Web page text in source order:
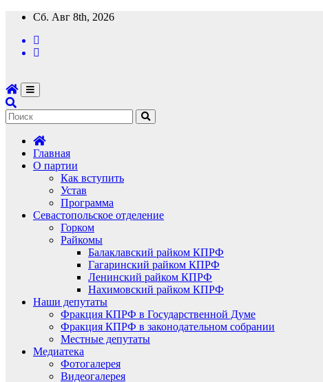
Перейти
содержимому
Сб. Авг 8th, 2026
Главная
О партии
Как вступить
Устав
Программа
Севастопольское отделение
Горком
Райкомы
Балаклавский райком КПРФ
Гагаринский райком КПРФ
Ленинский райком КПРФ
Нахимовский райком КПРФ
Наши депутаты
Фракция КПРФ в Государственной Думе
Фракция КПРФ в законодательном собрании
Местные депутаты
Медиатека
Фотогалерея
Видеогалерея